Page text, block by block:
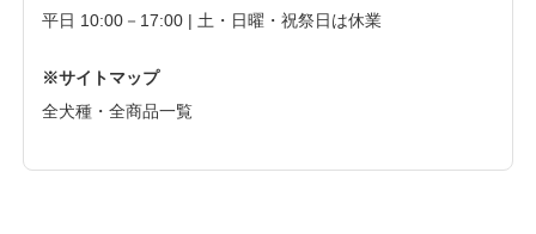
平日 10:00－17:00 | 土・日曜・祝祭日は休業
※サイトマップ
全犬種・全商品一覧